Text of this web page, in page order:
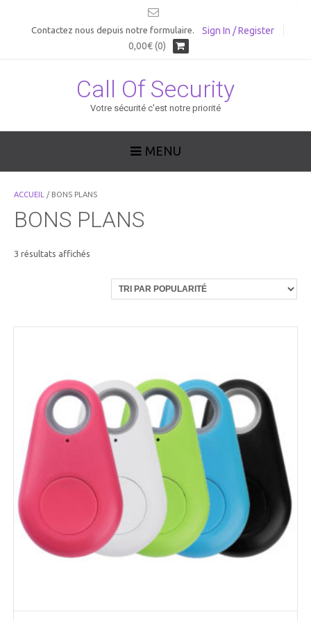
Contactez nous depuis notre formulaire.
Sign In / Register
0,00€ (0)
Call Of Security
Votre sécurité c'est notre priorité
MENU
ACCUEIL / BONS PLANS
BONS PLANS
3 résultats affichés
popularité